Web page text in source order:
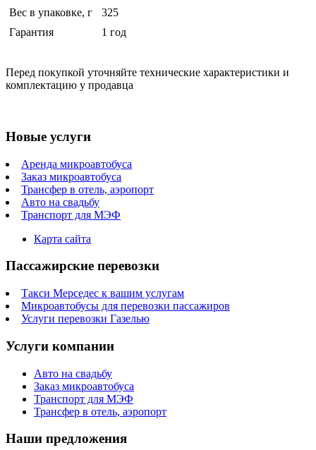
Вес в упаковке, г
325
Гарантия
1 год
Перед покупкой уточняйте технические характеристики и
комплектацию у продавца
Новые услуги
Аренда микроавтобуса
Заказ микроавтобуса
Трансфер в отель, аэропорт
Авто на свадьбу
Транспорт для МЭФ
Карта сайта
Пассажирские перевозки
Такси Мерседес к вашим услугам
Микроавтобусы для перевозки пассажиров
Услуги перевозки Газелью
Услуги компании
Авто на свадьбу
Заказ микроавтобуса
Транспорт для МЭФ
Трансфер в отель, аэропорт
Наши предложения